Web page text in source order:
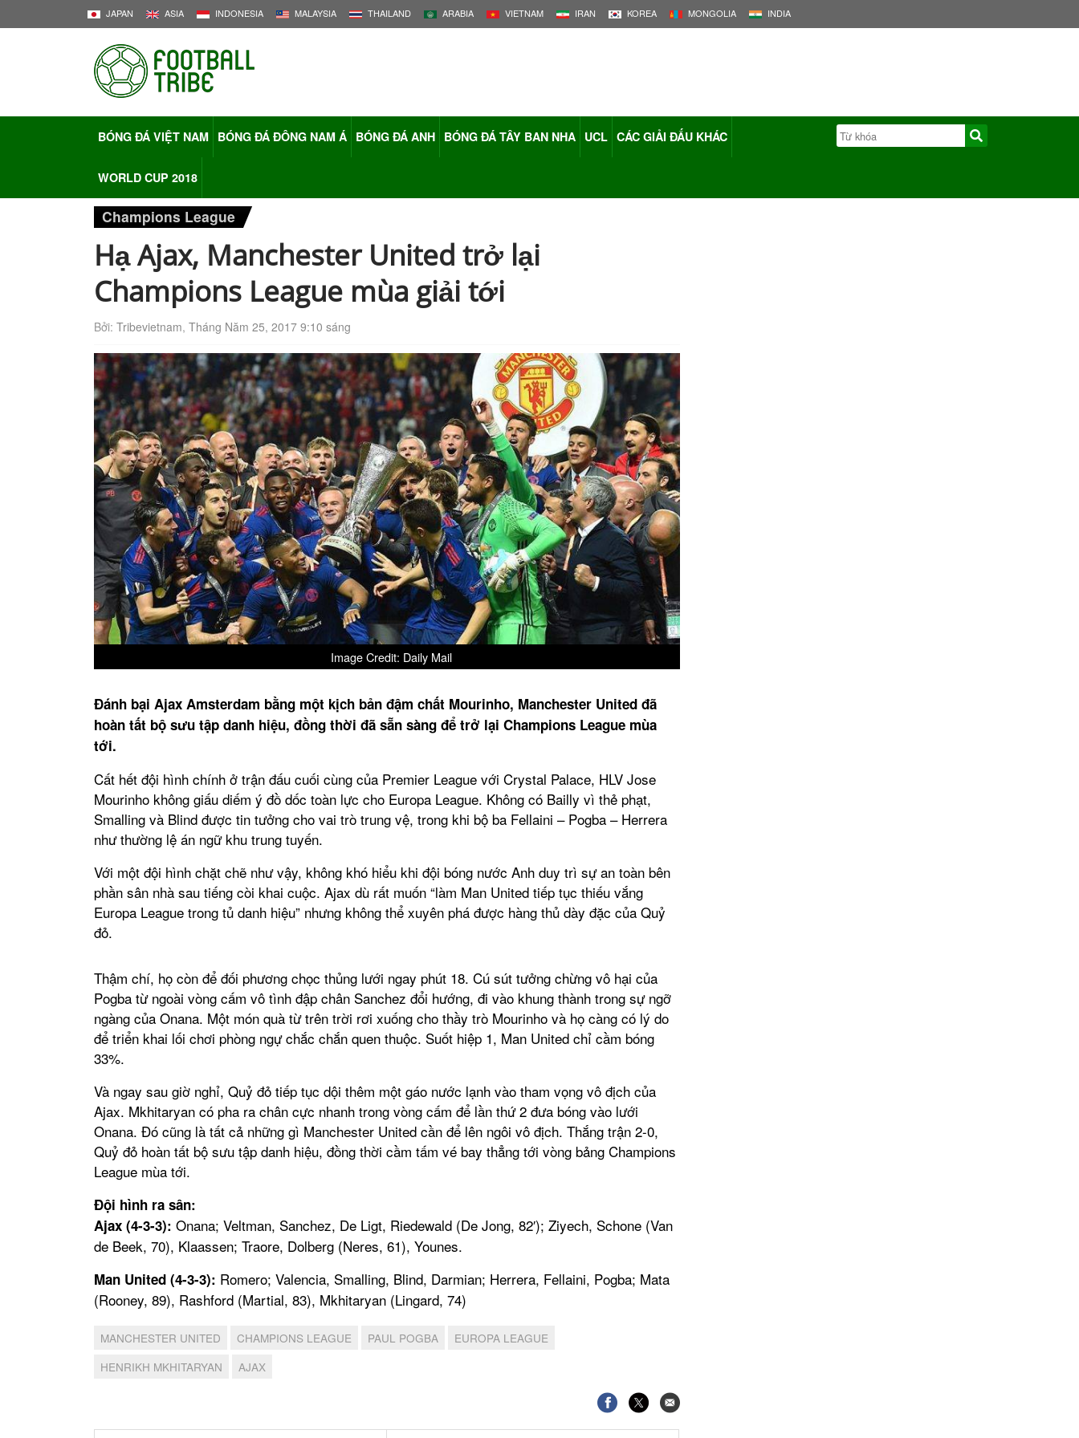
JAPAN ASIA INDONESIA MALAYSIA THAILAND ARABIA VIETNAM IRAN KOREA MONGOLIA INDIA
BÓNG ĐÁ VIỆT NAM BÓNG ĐÁ ĐÔNG NAM Á BÓNG ĐÁ ANH BÓNG ĐÁ TÂY BAN NHA UCL CÁC GIẢI ĐẤU KHÁC
WORLD CUP 2018
Champions League
Hạ Ajax, Manchester United trở lại
Champions League mùa giải tới
Bởi: Tribevietnam, Tháng Năm 25, 2017 9:10 sáng
Image Credit: Daily Mail
Đánh bại Ajax Amsterdam bằng một kịch bản đậm chất Mourinho, Manchester United đã
hoàn tất bộ sưu tập danh hiệu, đồng thời đã sẵn sàng để trở lại Champions League mùa
tới.
Cất hết đội hình chính ở trận đấu cuối cùng của Premier League với Crystal Palace, HLV Jose
Mourinho không giấu diếm ý đồ dốc toàn lực cho Europa League. Không có Bailly vì thẻ phạt,
Smalling và Blind được tin tưởng cho vai trò trung vệ, trong khi bộ ba Fellaini – Pogba – Herrera
như thường lệ án ngữ khu trung tuyến.
Với một đội hình chặt chẽ như vậy, không khó hiểu khi đội bóng nước Anh duy trì sự an toàn bên
phần sân nhà sau tiếng còi khai cuộc. Ajax dù rất muốn “làm Man United tiếp tục thiếu vắng
Europa League trong tủ danh hiệu” nhưng không thể xuyên phá được hàng thủ dày đặc của Quỷ
đỏ.
Thậm chí, họ còn để đối phương chọc thủng lưới ngay phút 18. Cú sút tưởng chừng vô hại của
Pogba từ ngoài vòng cấm vô tình đập chân Sanchez đổi hướng, đi vào khung thành trong sự ngỡ
ngàng của Onana. Một món quà từ trên trời rơi xuống cho thầy trò Mourinho và họ càng có lý do
để triển khai lối chơi phòng ngự chắc chắn quen thuộc. Suốt hiệp 1, Man United chỉ cầm bóng
33%.
Và ngay sau giờ nghỉ, Quỷ đỏ tiếp tục dội thêm một gáo nước lạnh vào tham vọng vô địch của
Ajax. Mkhitaryan có pha ra chân cực nhanh trong vòng cấm để lần thứ 2 đưa bóng vào lưới
Onana. Đó cũng là tất cả những gì Manchester United cần để lên ngôi vô địch. Thắng trận 2-0,
Quỷ đỏ hoàn tất bộ sưu tập danh hiệu, đồng thời cầm tấm vé bay thẳng tới vòng bảng Champions
League mùa tới.
Đội hình ra sân:
Ajax (4-3-3): Onana; Veltman, Sanchez, De Ligt, Riedewald (De Jong, 82′); Ziyech, Schone (Van
de Beek, 70), Klaassen; Traore, Dolberg (Neres, 61), Younes.
Man United (4-3-3): Romero; Valencia, Smalling, Blind, Darmian; Herrera, Fellaini, Pogba; Mata
(Rooney, 89), Rashford (Martial, 83), Mkhitaryan (Lingard, 74)
MANCHESTER UNITED CHAMPIONS LEAGUE PAUL POGBA
EUROPA LEAGUE
HENRIKH MKHITARYAN
AJAX